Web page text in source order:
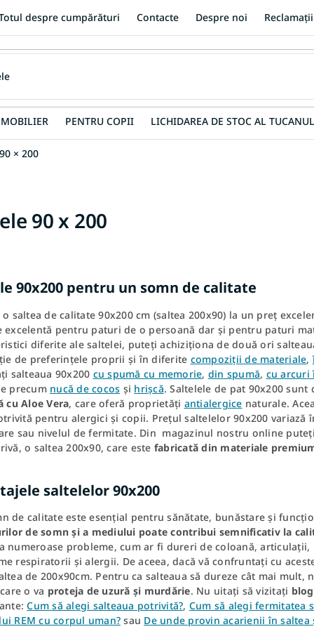
despre cumpărături Contacte Despre noi
MOBILIER PENTRU COPII LICHIDAREA DE STOC AL
90 × 200
90 x 200
90x200 pentru un somn de calitate
saltea de calitate 90x200 cm (saltea 200x90) la un preț
excelentă pentru paturi de o persoană dar și pentru paturi
diferite ale saltelei, puteți achiziționa de două ori
de preferințele proprii și în diferite compoziții de materiale,
salteaua 90x200 cu spumă cu memorie, din spumă, cu arcuri
precum nucă de cocos și hrișcă. Saltelele de pat 90x200
cu Aloe Vera, care oferă proprietăți antialergice naturale.
pentru alergici și copii. Prețul saltelelor 90x200
sau nivelul de fermitate. Din magazinul nostru online
o saltea 200x90, care este fabricată din materiale
saltelelor 90x200
de calitate este esențial pentru sănătate, bunăstare și
de somn și a mediului poate contribui semnificativ la
numeroase probleme, cum ar fi dureri de coloană,
respiratorii și alergii. De aceea, dacă vă confruntați cu
de 200x90cm. Pentru ca salteaua să dureze cât mai
o va proteja de uzură și murdărie. Nu uitați să vizitați
Cum să alegi salteaua potrivită?, Cum să alegi fermitatea
REM cu corpul uman? sau De unde provin acarienii în saltea